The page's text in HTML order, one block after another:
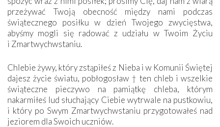
przeżywać Twoją obecność między nami podczas
świątecznego posiłku w dzień Twojego zwycięstwa,
abyśmy mogli się radować z udziału w Twoim Życiu
i Zmartwychwstaniu.
Chlebie żywy, który zstąpiłeś z Nieba i w Komunii Świętej
dajesz życie światu, pobłogosław † ten chleb i wszelkie
świąteczne pieczywo na pamiątkę chleba, którym
nakarmiłeś lud słuchający Ciebie wytrwale na pustkowiu,
i który po Swym Zmartwychwstaniu przygotowałeś nad
jeziorem dla Swoich uczniów.